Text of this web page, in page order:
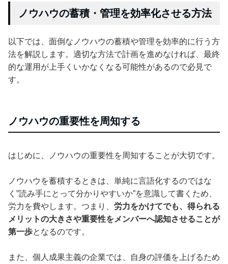
ノウハウの蓄積・管理を効率化させる方法
以下では、面倒なノウハウの蓄積や管理を効率的に行う方
法を解説します。適切な方法で計画を進めなければ、最終
的な運用が上手くいかなくなる可能性があるので必見で
す。
ノウハウの重要性を周知する
はじめに、ノウハウの重要性を周知することが大切です。
ノウハウを蓄積するときは、単純に言語化するのではな
く”読み手にとって分かりやすいか”を意識して書くため、
労力を費やします。つまり、 労力をかけてでも、得られる
メリットの大きさや重要性をメンバーへ認知させることが
第一歩となるのです。
また、個人成果主義の企業では、自身の評価を上げるため